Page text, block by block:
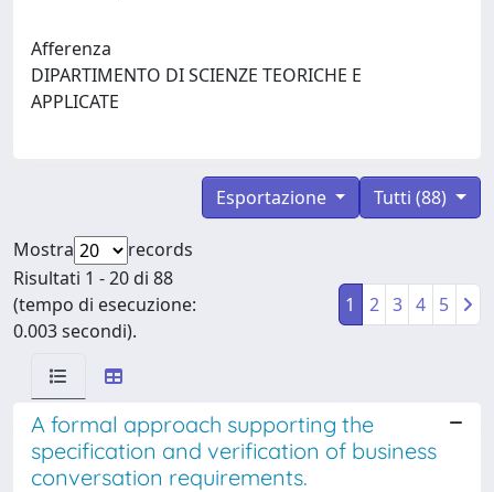
Afferenza
DIPARTIMENTO DI SCIENZE TEORICHE E
APPLICATE
Tutti (88)
Esportazione
Mostra
records
Risultati 1 - 20 di 88
(tempo di esecuzione:
0.003 secondi).
1 2 3 4 5
A formal approach supporting the
specification and verification of business
conversation requirements.